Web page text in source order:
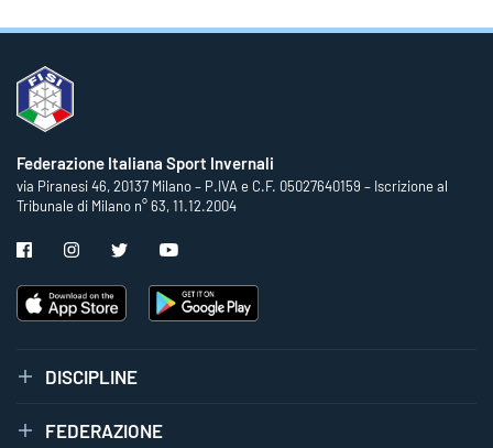
Federazione Italiana Sport Invernali
via Piranesi 46, 20137 Milano – P.IVA e C.F. 05027640159 – Iscrizione al
Tribunale di Milano n° 63, 11.12.2004
DISCIPLINE
FEDERAZIONE